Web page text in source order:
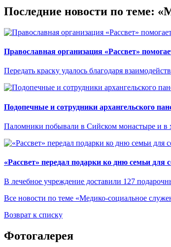
Последние новости по теме:
Православная организация «Рассвет»
Передать краску удалось благодаря
Подопечные и сотрудники архангельского
Паломники побывали в Сийском монастыре и в
«Рассвет» передал подарки ко дню семьи
В лечебное учреждение доставили 127
Все новости по теме «Медико-социальное
Возврат к списку
Фотогалерея